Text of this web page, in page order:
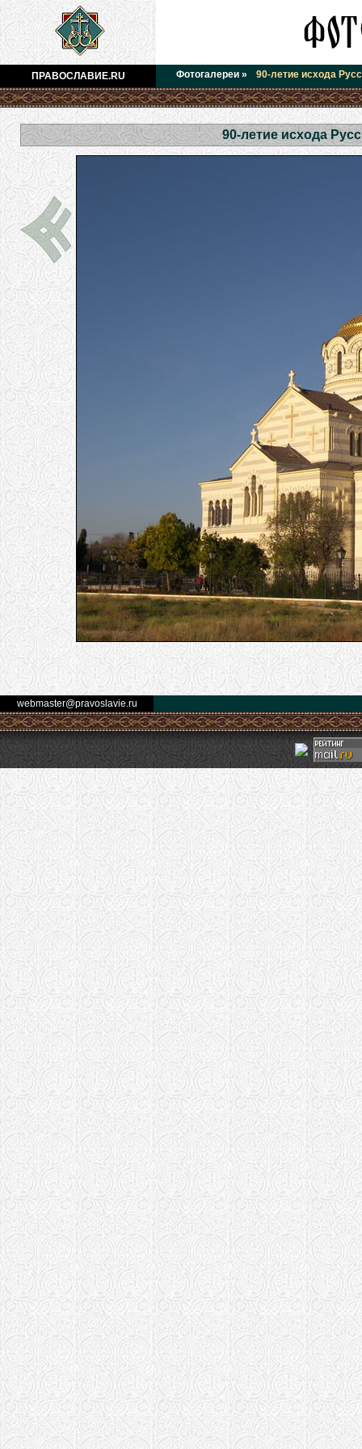
ПРАВОСЛАВИЕ.RU Фотогалереи » 90-летие исхода
90-летие исхода
webmaster@pravoslavie.ru